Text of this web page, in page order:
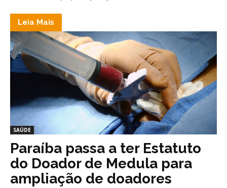
Leia Mais
SAÚDE
Paraíba passa a ter Estatuto
do Doador de Medula para
ampliação de doadores